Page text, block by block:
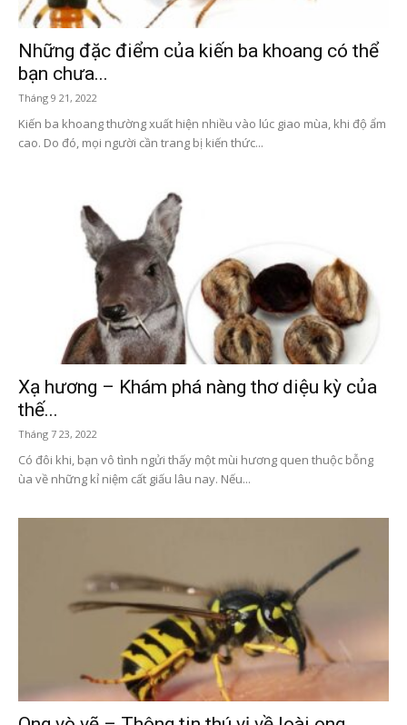
Những đặc điểm của kiến ba khoang có thể
bạn chưa...
Tháng 9 21, 2022
Kiến ba khoang thường xuất hiện nhiều vào lúc giao mùa, khi độ ẩm
cao. Do đó, mọi người cần trang bị kiến thức...
Xạ hương – Khám phá nàng thơ diệu kỳ của
thế...
Tháng 7 23, 2022
Có đôi khi, bạn vô tình ngửi thấy một mùi hương quen thuộc bỗng
ùa về những kỉ niệm cất giấu lâu nay. Nếu...